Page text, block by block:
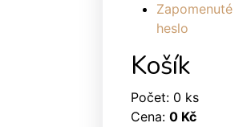
Zapomenuté
heslo
Košík
Počet: 0 ks
Cena: 0 Kč